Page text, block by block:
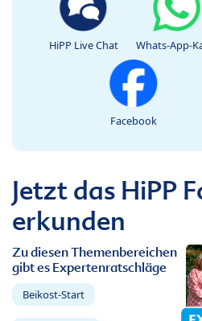
HiPP Live Chat Whats-App-
Facebook
Jetzt das HiPP
erkunden
Zu diesen Themenbereichen
gibt es Expertenratschläge
Beikost-Start